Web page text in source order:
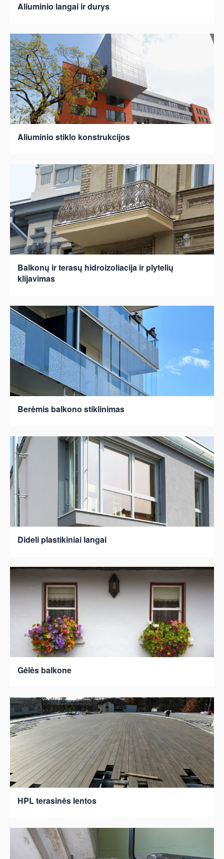
Aliuminio langai ir durys
Aliuminio stiklo konstrukcijos
Balkonų ir terasų hidroizoliacija ir plytelių
klijavimas
Berėmis balkono stiklinimas
Dideli plastikiniai langai
Gėlės balkone
HPL terasinės lentos